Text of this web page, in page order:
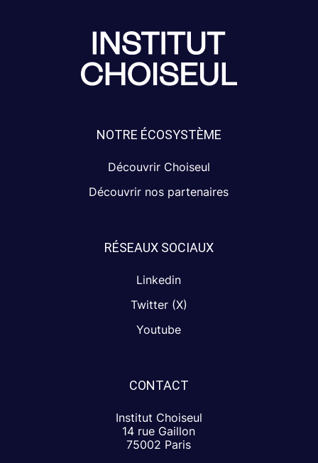
NOTRE ÉCOSYSTÈME
Découvrir Choiseul
Découvrir nos partenaires
RÉSEAUX SOCIAUX
Linkedin
Twitter (X)
Youtube
CONTACT
Institut Choiseul
14 rue Gaillon
75002 Paris